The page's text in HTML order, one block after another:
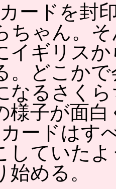
ードを封
ちゃん。
イギリス
。どこか
なるさく
様子が面
ードはす
していた
める。